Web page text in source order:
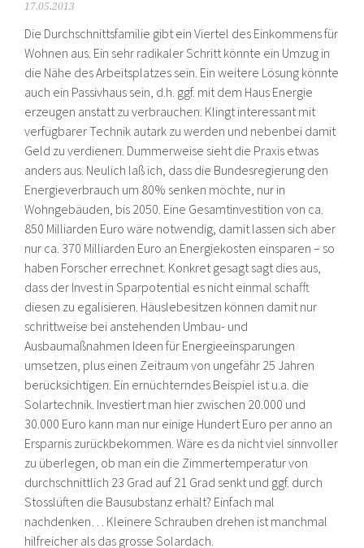
17.05.2013
Die Durchschnittsfamilie gibt ein Viertel des Einkommens für
Wohnen aus. Ein sehr radikaler Schritt könnte ein Umzug in
die Nähe des Arbeitsplatzes sein. Ein weitere Lösung könnte
auch ein Passivhaus sein, d.h. ggf. mit dem Haus Energie
erzeugen anstatt zu verbrauchen. Klingt interessant mit
verfügbarer Technik autark zu werden und nebenbei damit
Geld zu verdienen. Dummerweise sieht die Praxis etwas
anders aus. Neulich laß ich, dass die Bundesregierung den
Energieverbrauch um 80% senken möchte, nur in
Wohngebäuden, bis 2050. Eine Gesamtinvestition von ca.
850 Milliarden Euro wäre notwendig, damit lassen sich aber
nur ca. 370 Milliarden Euro an Energiekosten einsparen – so
haben Forscher errechnet. Konkret gesagt sagt dies aus,
dass der Invest in Sparpotential es nicht einmal schafft
diesen zu egalisieren. Häuslebesitzen können damit nur
schrittweise bei anstehenden Umbau- und
Ausbaumaßnahmen Ideen für Energieeinsparungen
umsetzen, plus einen Zeitraum von ungefähr 25 Jahren
berücksichtigen. Ein ernüchterndes Beispiel ist u.a. die
Solartechnik. Investiert man hier zwischen 20.000 und
30.000 Euro kann man nur einige Hundert Euro per anno an
Ersparnis zurückbekommen. Wäre es da nicht viel sinnvoller
zu überlegen, ob man ein die Zimmertemperatur von
durchschnittlich 23 Grad auf 21 Grad senkt und ggf. durch
Stosslüften die Bausubstanz erhält? Einfach mal
nachdenken… Kleinere Schrauben drehen ist manchmal
hilfreicher als das grosse Solardach.